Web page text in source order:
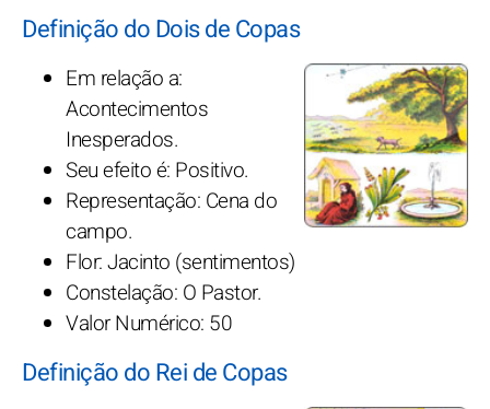
Definição do Dois de Copas
Em relação a:
Acontecimentos
Inesperados.
Seu efeito é: Positivo.
Representação: Cena do
campo.
Flor: Jacinto (sentimentos)
Constelação: O Pastor.
Valor Numérico: 50
Definição do Rei de Copas